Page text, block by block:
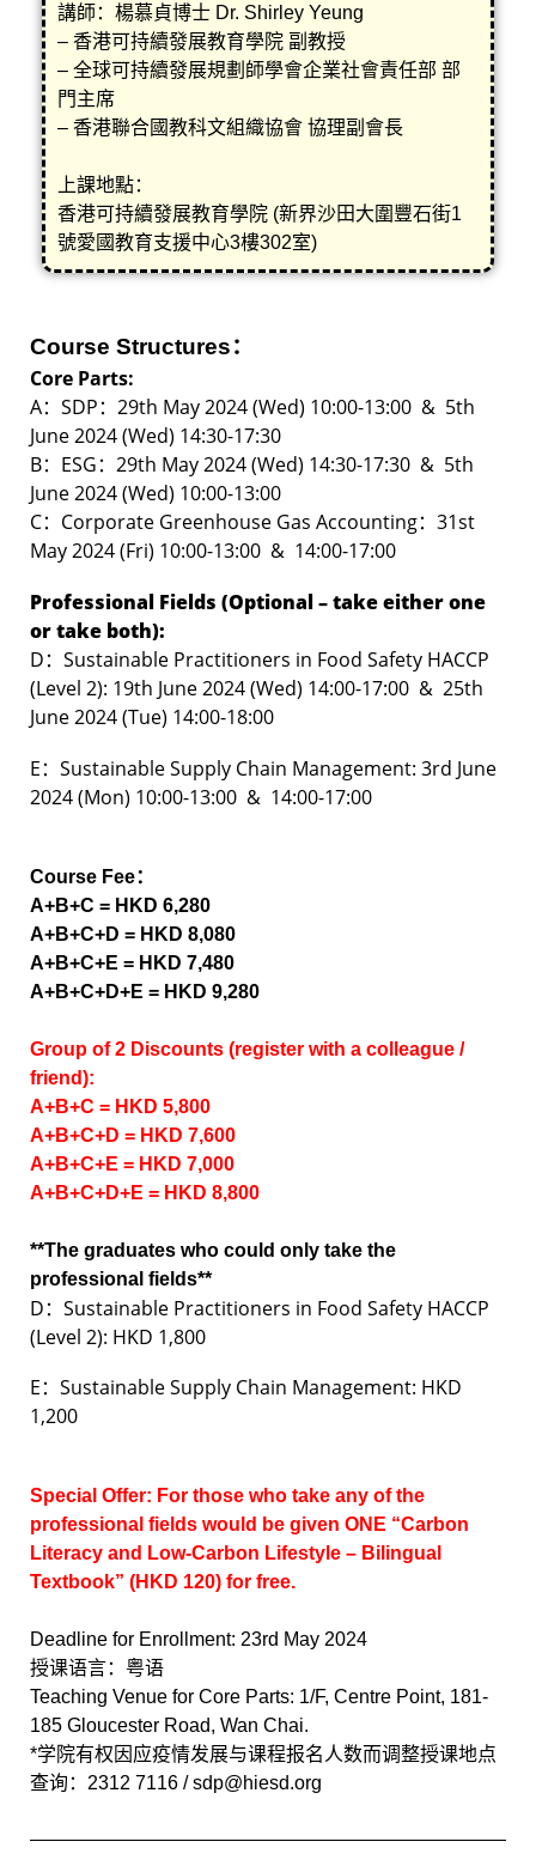
講師：楊慕貞博士 Dr. Shirley Yeung
– 香港可持續發展教育學院 副教授
– 全球可持續發展規劃師學會企業社會責任部 部
門主席
– 香港聯合國教科文組織協會 協理副會長
上課地點：
香港可持續發展教育學院 (新界沙田大圍豐石街1
號愛國教育支援中心3樓302室)
Course Structures：
Core Parts:
A：SDP：29th May 2024 (Wed) 10:00-13:00 & 5th
June 2024 (Wed) 14:30-17:30
B： ESG：29th May 2024 (Wed) 14:30-17:30 & 5th
June 2024 (Wed) 10:00-13:00
C：Corporate Greenhouse Gas Accounting：31st
May 2024 (Fri) 10:00-13:00 & 14:00-17:00
Professional Fields (Optional – take either one
or take both):
D：Sustainable Practitioners in Food Safety HACCP
(Level 2): 19th June2024 (Wed) 14:00-17:00 & 25th
June 2024 (Tue) 14:00-18:00
E：Sustainable Supply Chain Management: 3rd June
2024 (Mon) 10:00-13:00 & 14:00-17:00
Course Fee：
A+B+C = HKD 6,280
A+B+C+D = HKD 8,080
A+B+C+E = HKD 7,480
A+B+C+D+E = HKD 9,280
Group of 2 Discounts (register with a colleague /
friend):
A+B+C = HKD 5,800
A+B+C+D = HKD 7,600
A+B+C+E = HKD 7,000
A+B+C+D+E = HKD 8,800
**The graduates who could only take the
professional fields**
D：Sustainable Practitioners in Food Safety HACCP
(Level 2): HKD 1,800
E：Sustainable Supply Chain Management: HKD
1,200
Special Offer: For those who take any of the
professional fields would be given ONE “Carbon
Literacy and Low-Carbon Lifestyle – Bilingual
Textbook” (HKD 120) for free.
Deadline for Enrollment: 23rd May 2024
授课语言：粤语
Teaching Venue for Core Parts: 1/F, Centre Point, 181-
185 Gloucester Road, Wan Chai.
*学院有权因应疫情发展与课程报名人数而调整授课地点
查询：2312 7116 / sdp@hiesd.org